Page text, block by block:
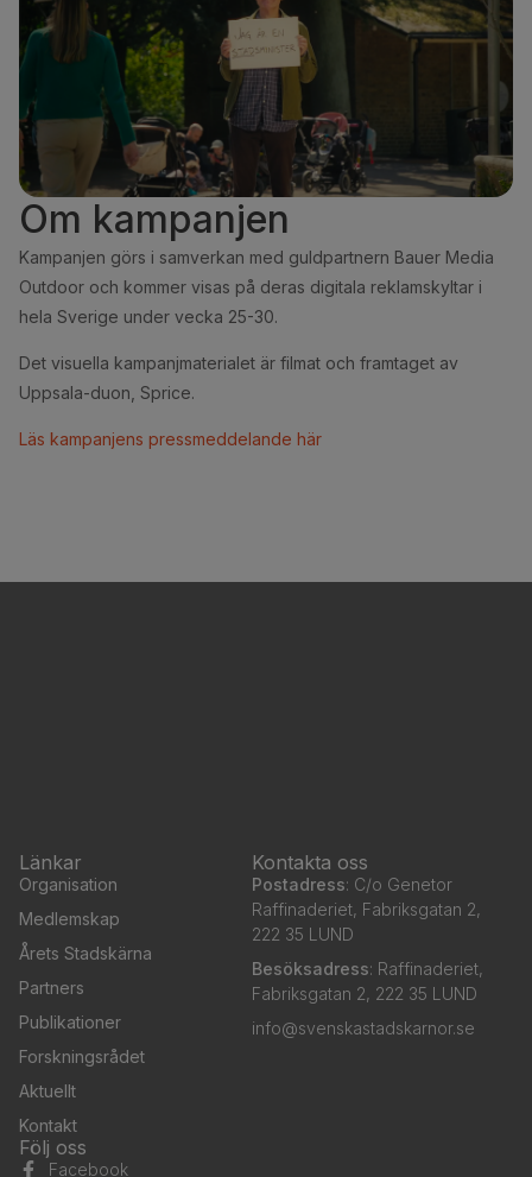
Om kampanjen
Kampanjen görs i samverkan med guldpartnern Bauer Media
Outdoor och kommer visas på deras digitala reklamskyltar i
hela Sverige under vecka 25-30.
Det visuella kampanjmaterialet är filmat och framtaget av
Uppsala-duon, Sprice.
Läs kampanjens pressmeddelande här
Länkar
Organisation
Medlemskap
Årets Stadskärna
Partners
Publikationer
Forskningsrådet
Aktuellt
Kontakt
Kontakta oss
Postadress: C/o Genetor
Raffinaderiet, Fabriksgatan 2,
222 35 LUND
Besöksadress: Raffinaderiet,
Fabriksgatan 2, 222 35 LUND
info@svenskastadskarnor.se
Följ oss
Facebook